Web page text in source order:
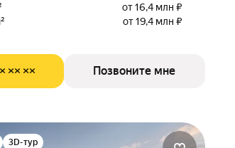
от 16,4 млн ₽
от 19,4 млн ₽
×× ×× Позвоните мне
3D-тур